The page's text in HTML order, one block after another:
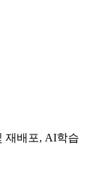
재배포, AI학습